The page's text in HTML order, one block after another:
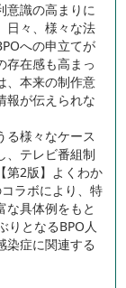
意識の高まりに
日々、様々な法
への申立てが
存在感も高まっ
、本来の制作意
報が伝えられな
る様々なケース
、テレビ番組制
第2版】よくわか
ラボにより、特
な具体例をもと
りとなるBPO人
染症に関連する